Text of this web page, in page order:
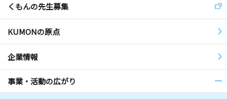
くもんの先生募集
KUMONの原点
企業情報
事業・活動の広がり